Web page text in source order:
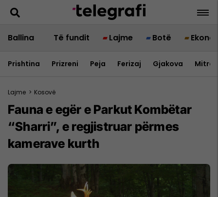
Ballina Të fundit Lajme Botë
Prishtina Prizreni Peja Ferizaj Gjakova
Lajme > Kosovë
Fauna e egër e Parkut Kombëtar
“Sharri”, e regjistruar përmes
kamerave kurth